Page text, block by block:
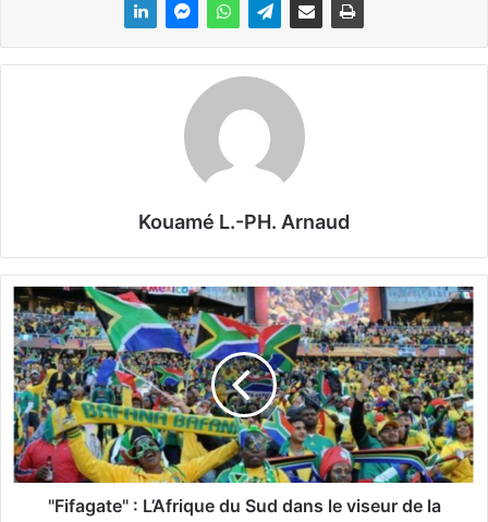
Kouamé L.-PH. Arnaud
"
F
i
f
a
g
a
t
e
"Fifagate" : L’Afrique du Sud dans le viseur de la